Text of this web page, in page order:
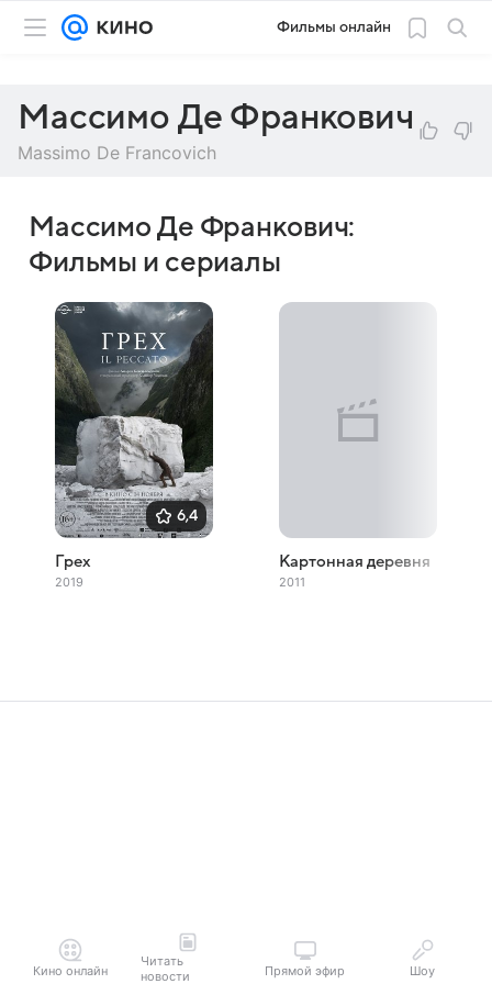
Фильмы онлайн
Массимо Де Франкович
Massimo De Francovich
Массимо Де Франкович:
Фильмы и сериалы
6,4
Грех
2019
Картонная деревня
2011
Кино онлайн
Читать
новости
Прямой эфир Шоу